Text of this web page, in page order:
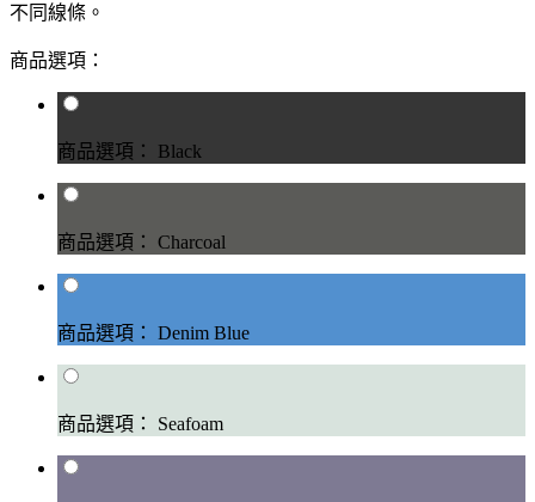
不同線條。
商品選項：
商品選項： Black
商品選項： Charcoal
商品選項： Denim Blue
商品選項： Seafoam